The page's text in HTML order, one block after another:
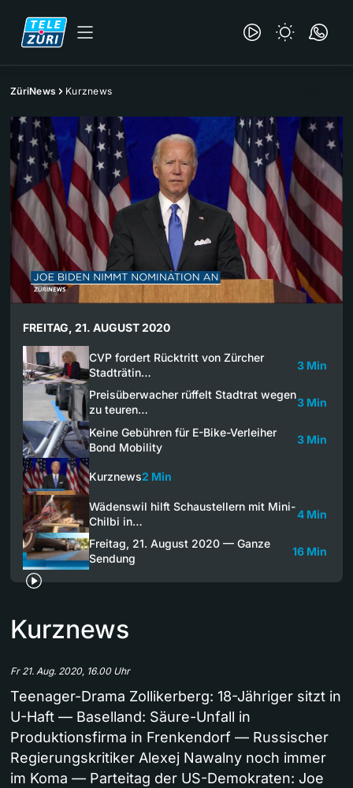
ZüriNews Kurznews
FREITAG, 21. AUGUST 2020
CVP fordert Rücktritt von Zürcher
Stadträtin…
3 Min
Preisüberwacher rüffelt Stadtrat wegen
zu teuren…
3 Min
Keine Gebühren für E-Bike-Verleiher
Bond Mobility
3 Min
Kurznews2 Min
Wädenswil hilft Schaustellern mit Mini-
Chilbi in…
4 Min
Freitag, 21. August 2020 — Ganze
Sendung
16 Min
Kurznews
Fr 21. Aug. 2020, 16.00 Uhr
Teenager-Drama Zollikerberg: 18-Jähriger sitzt in
U-Haft — Baselland: Säure-Unfall in
Produktionsfirma in Frenkendorf — Russischer
Regierungskritiker Alexej Nawalny noch immer
im Koma — Parteitag der US-Demokraten: Joe